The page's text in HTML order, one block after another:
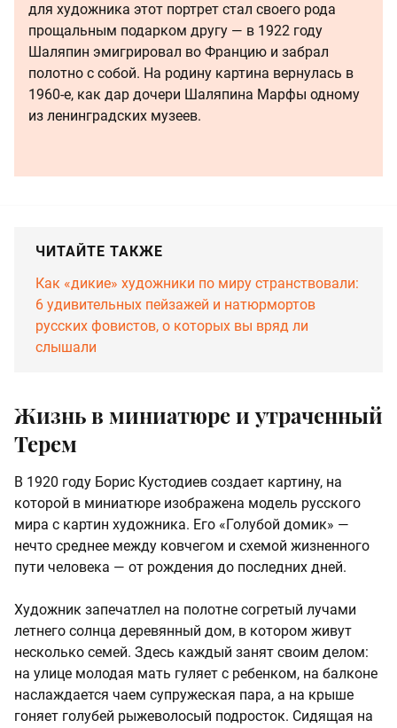
для художника этот портрет стал своего рода
прощальным подарком другу — в 1922 году
Шаляпин эмигрировал во Францию и забрал
полотно с собой. На родину картина вернулась в
1960-е, как дар дочери Шаляпина Марфы одному
из ленинградских музеев.
ЧИТАЙТЕ ТАКЖЕ
Как «дикие» художники по миру странствовали:
6 удивительных пейзажей и натюрмортов
русских фовистов, о которых вы вряд ли
слышали
Жизнь в миниатюре и утраченный
Терем
В 1920 году Борис Кустодиев создает картину, на
которой в миниатюре изображена модель русского
мира с картин художника. Его «Голубой домик» —
нечто среднее между ковчегом и схемой жизненного
пути человека — от рождения до последних дней.
Художник запечатлел на полотне согретый лучами
летнего солнца деревянный дом, в котором живут
несколько семей. Здесь каждый занят своим делом:
на улице молодая мать гуляет с ребенком, на балконе
наслаждается чаем супружеская пара, а на крыше
гоняет голубей рыжеволосый подросток. Сидящая на